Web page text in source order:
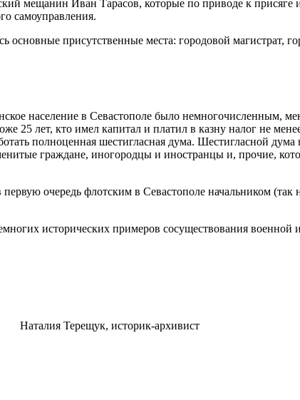
мещанин Иван Тарасов, которые по приводе к
самоуправления.
присутственные места: городовой магистрат,
население в Севастополе было немногочисленным,
25 лет, кто имел капитал и платил в казну налог не
полноценная шестигласная дума. Шестигласной
граждане, иногородцы и иностранцы и, прочие,
очередь флотским в Севастополе начальником (так
исторических примеров сосуществования
Наталия Терещук, историк-архивист